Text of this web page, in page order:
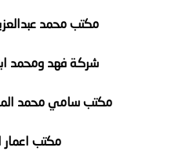
مكتب محمد
شركة فهد ومحمد
مكتب سامي محمد
مكتب اعمار